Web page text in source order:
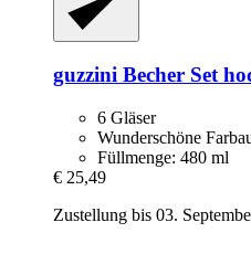
guzzini Becher Set
6 Gläser
Wunderschöne
Füllmenge: 480 ml
€ 25,49
Zustellung bis 03.